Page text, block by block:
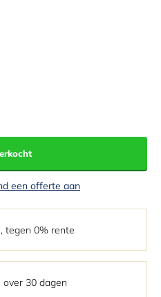
een offerte aan
tegen 0% rente
over 30 dagen